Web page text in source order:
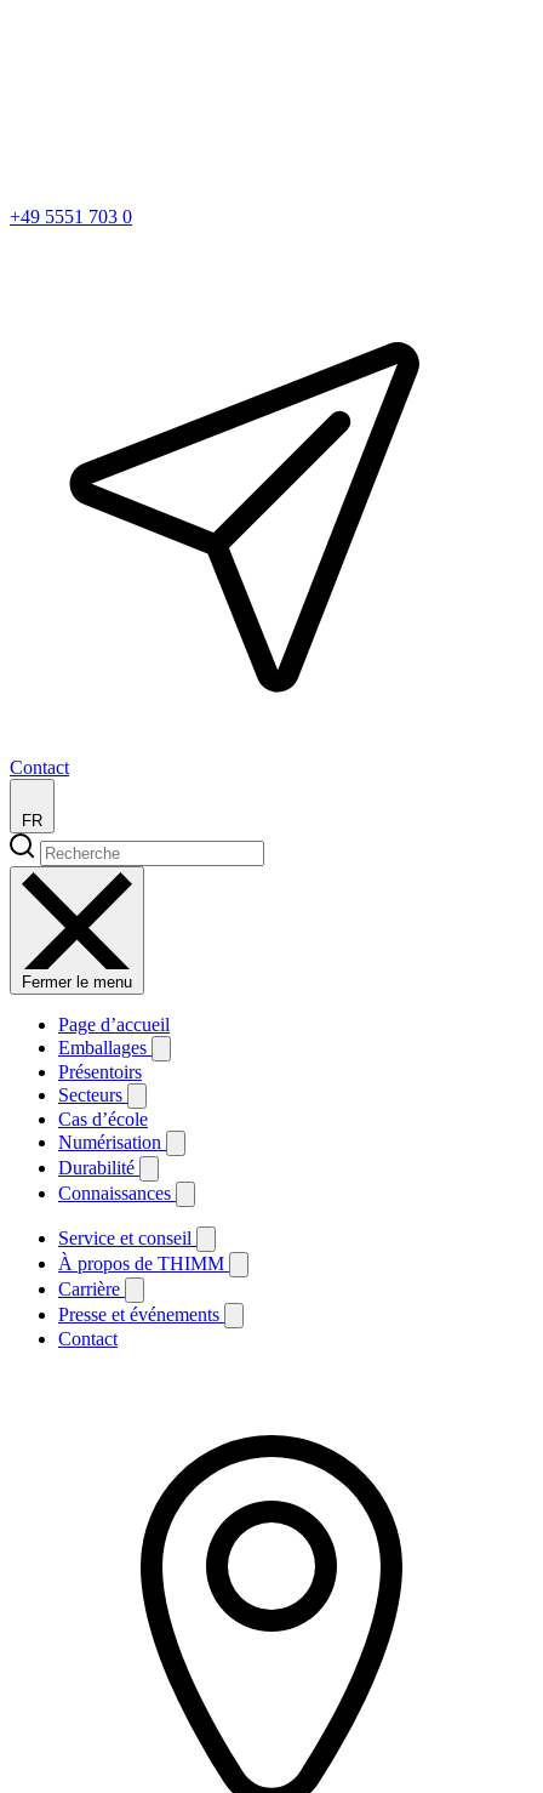
+49 5551 703 0
Contact
FR
Fermer le menu
Page d’accueil
Emballages
Présentoirs
Secteurs
Cas d’école
Numérisation
Durabilité
Connaissances
Service et conseil
À propos de THIMM
Carrière
Presse et événements
Contact